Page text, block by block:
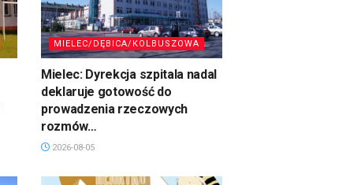
MIELEC/DĘBICA/KOLBUSZOWA
Mielec: Dyrekcja szpitala nadal
deklaruje gotowość do
prowadzenia rzeczowych
rozmów…
2026-08-05